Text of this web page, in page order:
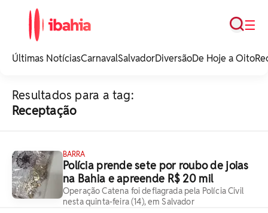
noticias e
☰
Busca
Últimas NotíciasCarnavalSalvadorDiversãoDe Hoje a Oito
Resultados para a tag:
Receptação
BARRA
Polícia prende sete por roubo de joias
na Bahia e apreende R$ 20 mil
Operação Catena foi deflagrada pela Polícia Civil
nesta quinta-feira (14), em Salvador